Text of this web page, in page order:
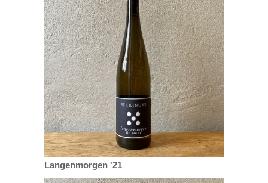
Langenmorgen '21